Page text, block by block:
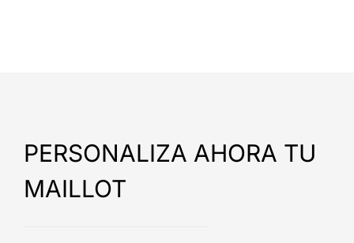
PERSONALIZA AHORA TU
MAILLOT